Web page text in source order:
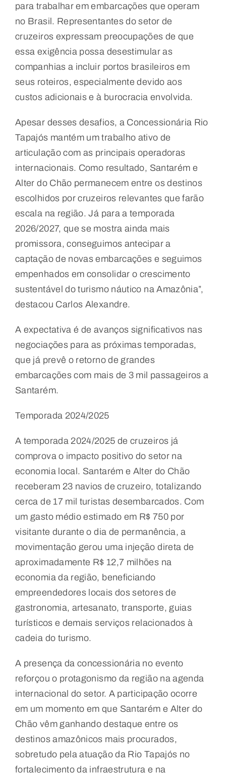
para trabalhar em embarcações que operam
no Brasil. Representantes do setor de
cruzeiros expressam preocupações de que
essa exigência possa desestimular as
companhias a incluir portos brasileiros em
seus roteiros, especialmente devido aos
custos adicionais e à burocracia envolvida.
Apesar desses desafios, a Concessionária Rio
Tapajós mantém um trabalho ativo de
articulação com as principais operadoras
internacionais. Como resultado, Santarém e
Alter do Chão permanecem entre os destinos
escolhidos por cruzeiros relevantes que farão
escala na região. Já para a temporada
2026/2027, que se mostra ainda mais
promissora, conseguimos antecipar a
captação de novas embarcações e seguimos
empenhados em consolidar o crescimento
sustentável do turismo náutico na Amazônia”,
destacou Carlos Alexandre.
A expectativa é de avanços significativos nas
negociações para as próximas temporadas,
que já prevê o retorno de grandes
embarcações com mais de 3 mil passageiros a
Santarém.
Temporada 2024/2025
A temporada 2024/2025 de cruzeiros já
comprova o impacto positivo do setor na
economia local. Santarém e Alter do Chão
receberam 23 navios de cruzeiro, totalizando
cerca de 17 mil turistas desembarcados. Com
um gasto médio estimado em R$ 750 por
visitante durante o dia de permanência, a
movimentação gerou uma injeção direta de
aproximadamente R$ 12,7 milhões na
economia da região, beneficiando
empreendedores locais dos setores de
gastronomia, artesanato, transporte, guias
turísticos e demais serviços relacionados à
cadeia do turismo.
A presença da concessionária no evento
reforçou o protagonismo da região na agenda
internacional do setor. A participação ocorre
em um momento em que Santarém e Alter do
Chão vêm ganhando destaque entre os
destinos amazônicos mais procurados,
sobretudo pela atuação da Rio Tapajós no
fortalecimento da infraestrutura e na